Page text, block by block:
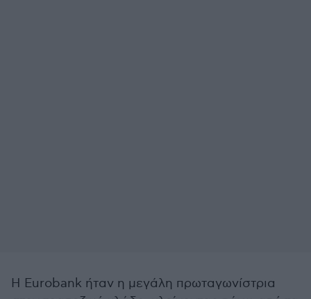
Η Eurobank ήταν η μεγάλη πρωταγωνίστρια